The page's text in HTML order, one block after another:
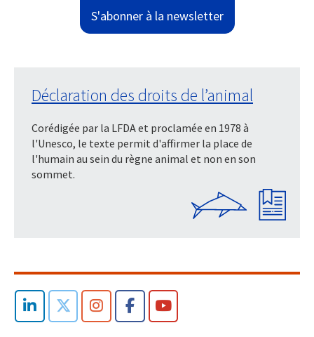
S'abonner à la newsletter
Déclaration des droits de l’animal
Corédigée par la LFDA et proclamée en 1978 à
l'Unesco, le texte permit d'affirmer la place de
l'humain au sein du règne animal et non en son
sommet.